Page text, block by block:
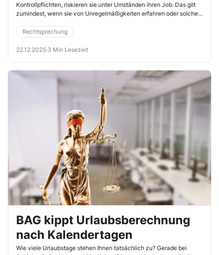
Kontrollpflichten, riskieren sie unter Umständen ihren Job. Das gilt
zumindest, wenn sie von Unregelmäßigkeiten erfahren oder solche
zu sorgen (Oberlandesgericht (OLG) Frankfurt/Main, 20.11.2025, Az.
5 U 15/24).
Rechtsprechung
22.12.2025·3 Min Lesezeit
BAG kippt Urlaubsberechnung
nach Kalendertagen
Wie viele Urlaubstage stehen Ihnen tatsächlich zu? Gerade bei